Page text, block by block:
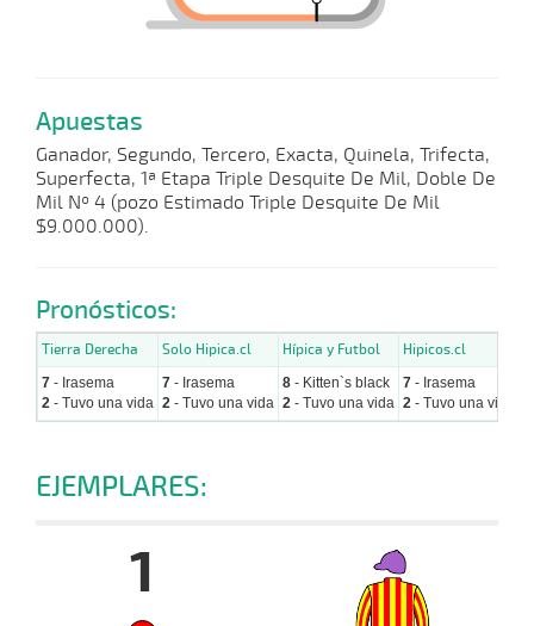
Apuestas
Ganador, Segundo, Tercero, Exacta, Quinela, Trifecta,
Superfecta, 1ª Etapa Triple Desquite De Mil, Doble De
Mil Nº 4 (pozo Estimado Triple Desquite De Mil
$9.000.000).
Pronósticos:
Tierra Derecha Solo Hipica.cl Hípica y Futbol Hipicos.cl
7 - Irasema
2 - Tuvo una vida
7 - Irasema
2 - Tuvo una vida
8 - Kitten`s black
2 - Tuvo una vida
7 - Irasema
2 - Tuvo una vida
EJEMPLARES:
1